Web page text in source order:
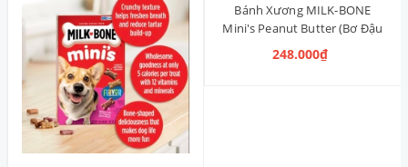
Bánh Xương MILK-BONE
Mini's Peanut Butter (Bơ Đậu
Phộng) 425g
248.000₫